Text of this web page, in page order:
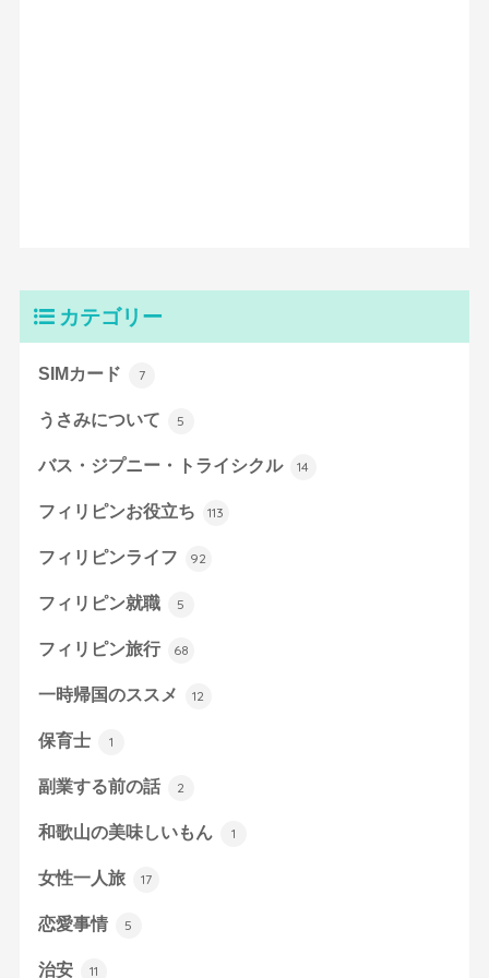
カテゴリー
SIMカード 7
うさみについて 5
バス・ジプニー・トライシクル 14
フィリピンお役立ち 113
フィリピンライフ 92
フィリピン就職 5
フィリピン旅行 68
一時帰国のススメ 12
保育士 1
副業する前の話 2
和歌山の美味しいもん 1
女性一人旅 17
恋愛事情 5
治安 11